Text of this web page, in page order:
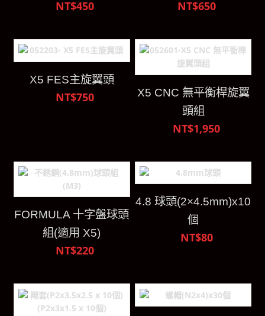
NT$450 NT$650
X5 FES主旋翼頭
NT$750
X5 CNC 無平衡桿旋翼
頭組
NT$1,950
FORMULA 十字盤球頭
組(適用 X5)
NT$220
4.8 球頭(2×4.5mm)x10
個
NT$80